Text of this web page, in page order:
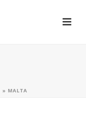
» MALTA